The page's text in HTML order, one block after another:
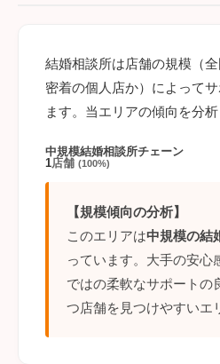
結婚相談所は店舗の規模（
密着の個人店か）によって
ます。当エリアの傾向を分析
中規模結婚相談所チェーン
1店舗 (100%)
【規模傾向の分析】
このエリアは中規模の結
っています。大手の安心
ではの柔軟なサポートの
つ店舗を見つけやすいエ